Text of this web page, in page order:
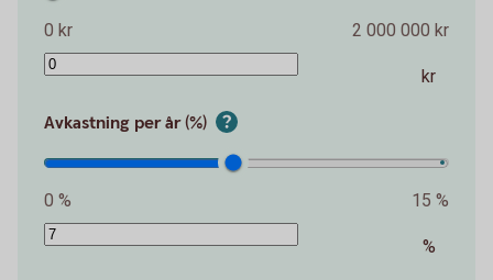
0 kr 2 000 000 kr
kr
Avkastning per år (%)
0 % 15 %
%